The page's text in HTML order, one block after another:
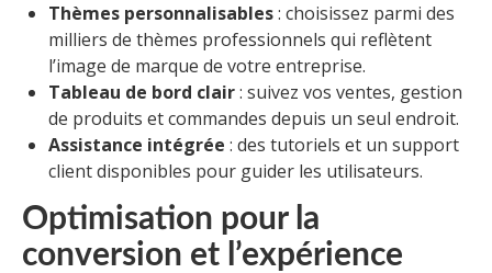
Thèmes personnalisables: choisissez parmi des
milliers de thèmes professionnels qui reflètent
l’image de marque de votre entreprise.
Tableau de bord clair: suivez vos ventes, gestion
de produits et commandes depuis un seul endroit.
Assistance intégrée : des tutoriels et un support
client disponibles pour guider les utilisateurs.
Optimisation pour la
conversion et l’expérience